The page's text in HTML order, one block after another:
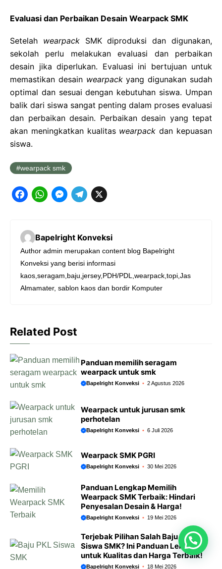
Evaluasi dan Perbaikan Desain Wearpack SMK
Setelah wearpackSMK diproduksi dan digunakan,
sekolah perlu melakukan evaluasi dan perbaikan
desain jika diperlukan. Evaluasi ini bertujuan untuk
memastikan desain wearpackyang digunakan sudah
optimal dan sesuai dengan kebutuhan siswa. Umpan
balik dari siswa sangat penting dalam proses evaluasi
dan perbaikan desain. Perbaikan desain yang tepat
akan meningkatkan kualitas wearpack dan kepuasan
siswa.
wearpack smk
F
e
b
o
o
W
t
s
A
p
M
s
e
n
g
r
T
e
g
r
a
X
Bapelright Konveksi
Author admin merupakan content blog Bapelright
Konveksi yang berisi informasi
kaos,seragam,baju,jersey,PDH/PDL,wearpack,topi,Jas
Almamater, sablon kaos dan bordir Komputer
Related Post
Panduan memilih seragam
wearpack untuk smk
Bapelright Konveksi 2 Agustus 2026
Wearpack untuk jurusan smk
perhotelan
Bapelright Konveksi 6 Juli 2026
Wearpack SMK PGRI
Bapelright Konveksi 30 Mei 2026
Panduan Lengkap Memilih
Wearpack SMK Terbaik: Hindari
Penyesalan Desain & Harga!
Bapelright Konveksi 19 Mei 2026
Terjebak Pilihan Salah Baju PKL
Siswa SMK? Ini Panduan Lengkap
untuk Kualitas dan Harga Terbaik!
Bapelright Konveksi 18 Mei 2026